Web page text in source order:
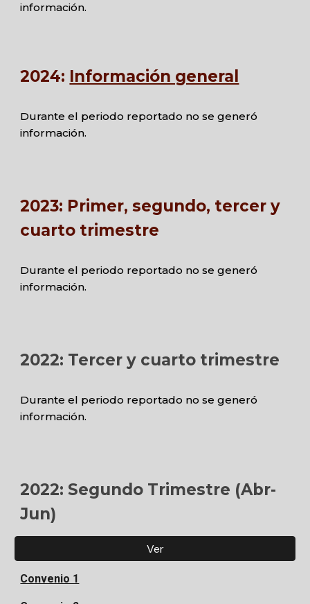
información.
2024: Información general
Durante el periodo reportado no se generó
información.
2023: Primer, segundo, tercer y
cuarto trimestre
Durante el periodo reportado no se generó
información.
2022: Tercer y cuarto trimestre
Durante el periodo reportado no se generó
información.
2022: Segundo Trimestre (Abr-
Jun)
Ver
Convenio 1